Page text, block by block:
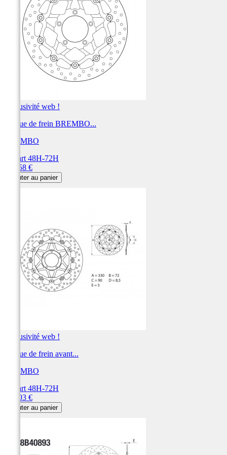
Exclusivité web !
Disque de frein BREMBO...
BREMBO
Départ 48H-72H
392,58 €
Ajouter au panier
Exclusivité web !
Disque de frein avant...
BREMBO
Départ 48H-72H
391,03 €
Ajouter au panier